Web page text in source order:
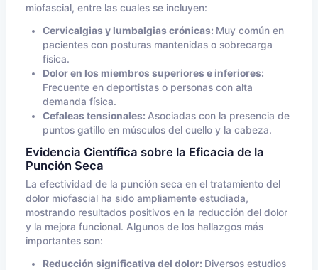
miofascial, entre las cuales se incluyen:
Cervicalgias y lumbalgias crónicas: Muy común en
pacientes con posturas mantenidas o sobrecarga
física.
Dolor en los miembros superiores e inferiores:
Frecuente en deportistas o personas con alta
demanda física.
Cefaleas tensionales: Asociadas con la presencia de
puntos gatillo en músculos del cuello y la cabeza.
Evidencia Científica sobre la Eficacia de la
Punción Seca
La efectividad de la punción seca en el tratamiento del
dolor miofascial ha sido ampliamente estudiada,
mostrando resultados positivos en la reducción del dolor
y la mejora funcional. Algunos de los hallazgos más
importantes son:
Reducción significativa del dolor: Diversos estudios